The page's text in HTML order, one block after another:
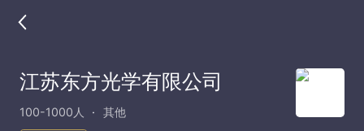
江苏东方光学有限公司
100-1000人 其他